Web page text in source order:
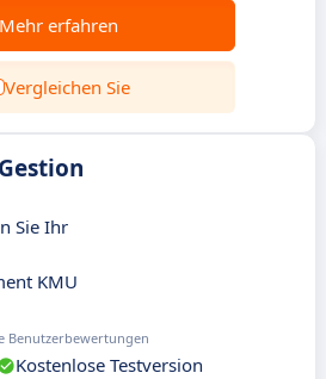
Mehr erfahren
Vergleichen Sie
Sie Ihr
KMU
Benutzerbewertungen
Kostenlose Testversion